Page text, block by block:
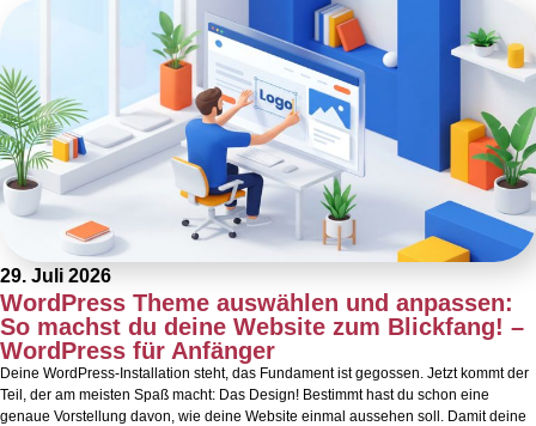
29. Juli 2026
WordPress Theme auswählen und anpassen:
So machst du deine Website zum Blickfang! –
WordPress für Anfänger
Deine WordPress-Installation steht, das Fundament ist gegossen. Jetzt kommt der
Teil, der am meisten Spaß macht: Das Design! Bestimmt hast du schon eine
genaue Vorstellung davon, wie deine Website einmal aussehen soll. Damit deine